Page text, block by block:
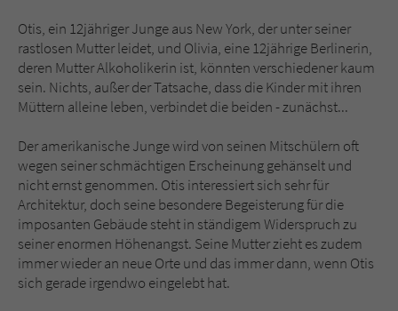
Otis, ein 12jähriger Junge aus New York, der unter seiner
rastlosen Mutter leidet, und Olivia, eine 12jährige Berlinerin,
deren Mutter Alkoholikerin ist, könnten verschiedener kaum
sein. Nichts, außer der Tatsache, dass die Kinder mit ihren
Müttern alleine leben, verbindet die beiden - zunächst...
Der amerikanische Junge wird von seinen Mitschülern oft
wegen seiner schmächtigen Erscheinung gehänselt und
nicht ernst genommen. Otis interessiert sich sehr für
Architektur, doch seine besondere Begeisterung für die
imposanten Gebäude steht in ständigem Widerspruch zu
seiner enormen Höhenangst. Seine Mutter zieht es zudem
immer wieder an neue Orte und das immer dann, wenn Otis
sich gerade irgendwo eingelebt hat.
Zweck
Dieses Cookie gewährleistet die
Kommunikation der Webseite mit dem
Benutzer. Es wird benötigt um z. B. den
Sicherheitscode des Kontaktformulars zu
überprüfen.